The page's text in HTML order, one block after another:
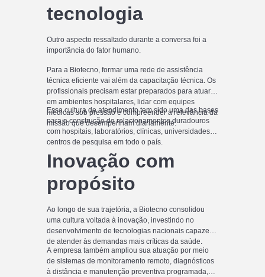
tecnologia
Outro aspecto ressaltado durante a conversa foi a
importância do fator humano.
Para a Biotecno, formar uma rede de assistência
técnica eficiente vai além da capacitação técnica. Os
profissionais precisam estar preparados para atuar
em ambientes hospitalares, lidar com equipes
médicas sob pressão e compreender a relevância da
missão que desempenham diariamente.
Essa cultura de atendimento tem sido uma das bases
para a construção de relacionamentos duradouros
com hospitais, laboratórios, clínicas, universidades e
centros de pesquisa em todo o país.
Inovação com
propósito
Ao longo de sua trajetória, a Biotecno consolidou
uma cultura voltada à inovação, investindo no
desenvolvimento de tecnologias nacionais capazes
de atender às demandas mais críticas da saúde.
A empresa também ampliou sua atuação por meio
de sistemas de monitoramento remoto, diagnósticos
à distância e manutenção preventiva programada,